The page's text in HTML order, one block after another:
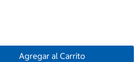
Agregar al Carrito